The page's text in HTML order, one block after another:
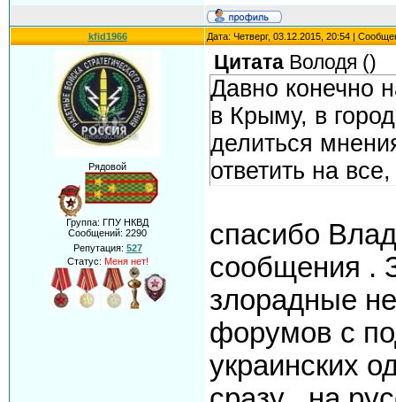
kfid1966 Дата: Четверг, 03.12.2015, 20:54 |
Рядовой
Группа: ГПУ НКВД
Сообщений: 2290
Репутация: 527
Статус: Меня нет!
Цитата Володя ()
Давно конечно
в Крыму, в
делиться
ответить на
спасибо
сообщения .
злорадные
форумов с
украинских